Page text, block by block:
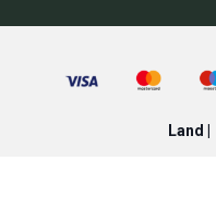
Land |